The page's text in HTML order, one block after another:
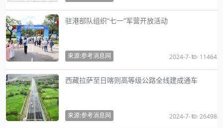
驻港部队组织“七一”军营开放活动
来源:参考消息网 2024-7-1 11464
西藏拉萨至日喀则高等级公路全线建成通车
来源:参考消息网 2024-7-1 26498